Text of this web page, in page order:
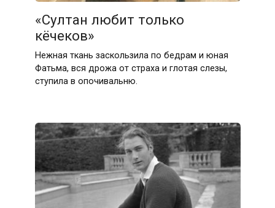
«Султан любит только
кёчеков»
Нежная ткань заскользила по бедрам и юная
Фатьма, вся дрожа от страха и глотая слезы,
ступила в опочивальню.